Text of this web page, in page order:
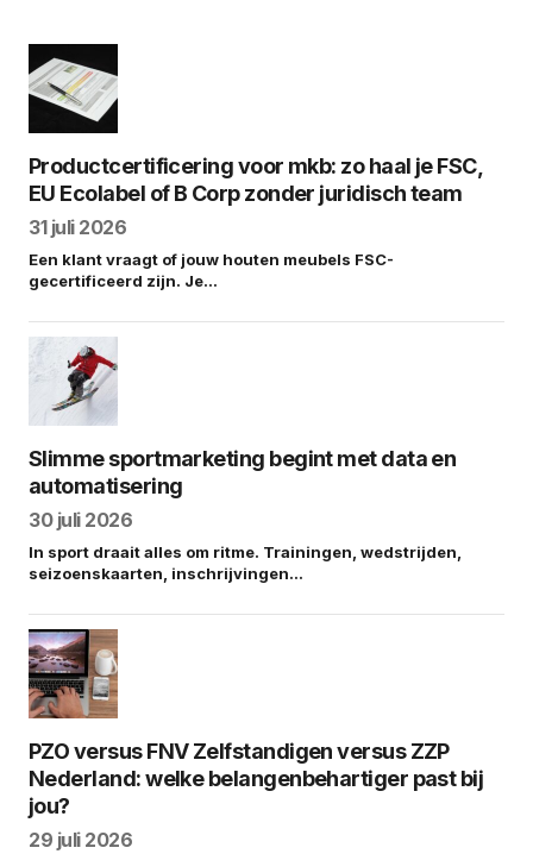
Productcertificering voor mkb: zo haal je FSC,
EU Ecolabel of B Corp zonder juridisch team
31 juli 2026
Een klant vraagt of jouw houten meubels FSC-
gecertificeerd zijn. Je…
Slimme sportmarketing begint met data en
automatisering
30 juli 2026
In sport draait alles om ritme. Trainingen, wedstrijden,
seizoenskaarten, inschrijvingen…
PZO versus FNV Zelfstandigen versus ZZP
Nederland: welke belangenbehartiger past bij
jou?
29 juli 2026